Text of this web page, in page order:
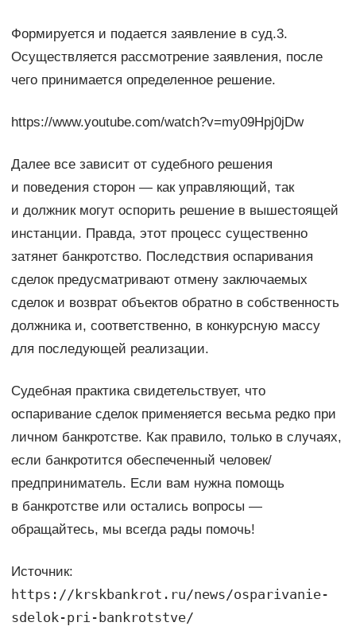
Формируется и подается заявление в суд.3.
Осуществляется рассмотрение заявления, после
чего принимается определенное решение.
https://www.youtube.com/watch?v=my09Hpj0jDw
Далее все зависит от судебного решения
и поведения сторон — как управляющий, так
и должник могут оспорить решение в вышестоящей
инстанции. Правда, этот процесс существенно
затянет банкротство. Последствия оспаривания
сделок предусматривают отмену заключаемых
сделок и возврат объектов обратно в собственность
должника и, соответственно, в конкурсную массу
для последующей реализации.
Судебная практика свидетельствует, что
оспаривание сделок применяется весьма редко при
личном банкротстве. Как правило, только в случаях,
если банкротится обеспеченный человек/
предприниматель. Если вам нужна помощь
в банкротстве или остались вопросы —
обращайтесь, мы всегда рады помочь!
Источник:
https://krskbankrot.ru/news/osparivanie-
sdelok-pri-bankrotstve/